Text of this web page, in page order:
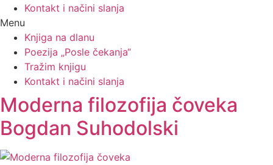
Kontakt i načini slanja
Menu
Knjiga na dlanu
Poezija „Posle čekanja“
Tražim knjigu
Kontakt i načini slanja
Moderna filozofija čoveka
Bogdan Suhodolski